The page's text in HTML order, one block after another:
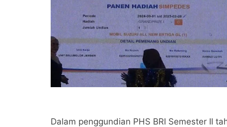
Dalam penggundian PHS BRI Semester II